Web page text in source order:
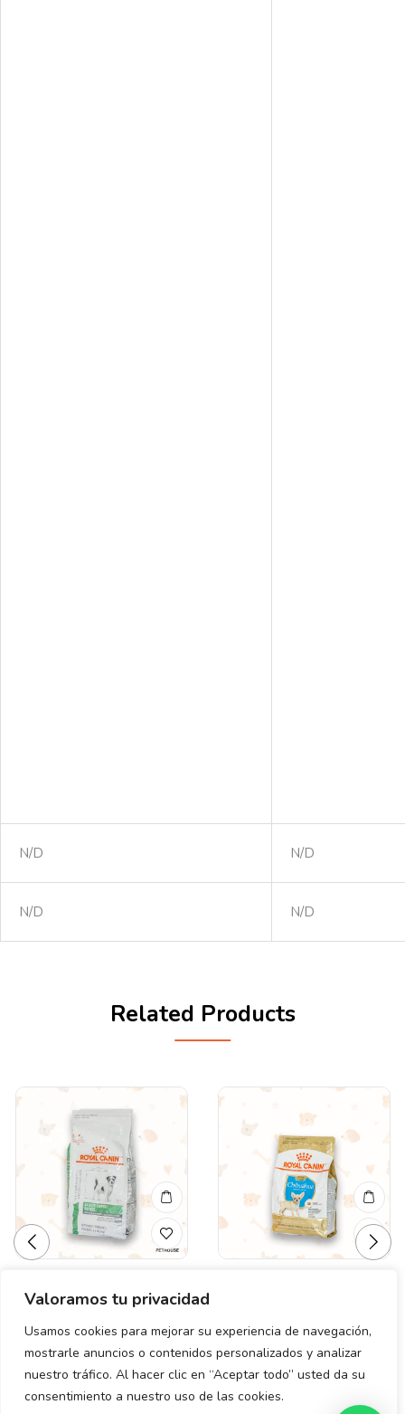
Valoramos tu privacidad
Usamos cookies para mejorar su experiencia de navegación,
mostrarle anuncios o contenidos personalizados y analizar
nuestro tráfico. Al hacer clic en “Aceptar todo” usted da su
consentimiento a nuestro uso de las cookies.
N/D N/D
N/D N/D
Related Products
Valorado
0
5
ROYAL CANIN SATIETY
SUPPORT SMALL DOG 3
KG
$945.00
0
5
CHIHUAHUEÑO PUPPY
1.14 KG
$520.00